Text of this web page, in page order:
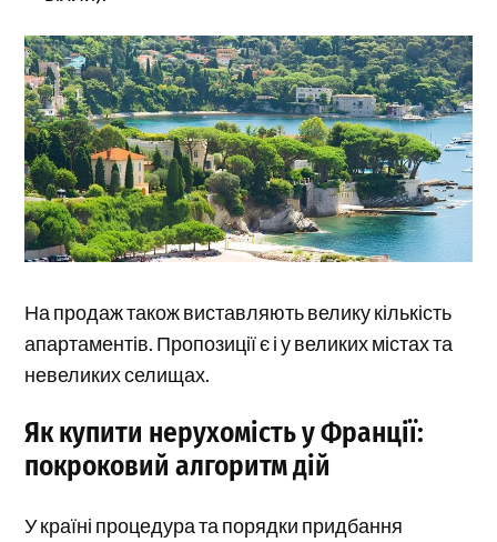
На продаж також виставляють велику кількість
апартаментів. Пропозиції є і у великих містах та
невеликих селищах.
Як купити нерухомість у Франції:
покроковий алгоритм дій
У країні процедура та порядки придбання